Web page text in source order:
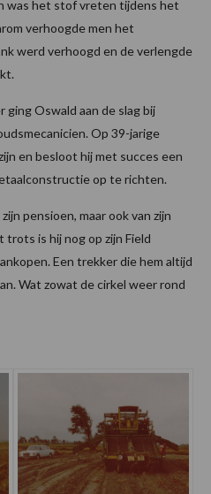
was het stof vreten tijdens het
verhoogde men het
werd verhoogd en de verlengde
ging Oswald aan de slag bij
Op 39-jarige
en besloot hij met succes een
op te richten.
pensioen, maar ook van zijn
is hij nog op zijn Field
Een trekker die hem altijd
Wat zowat de cirkel weer rond